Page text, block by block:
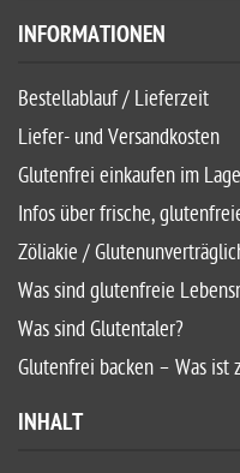
INFORMATIONEN
Bestellablauf / Lieferzeit
Liefer- und Versandkosten
Glutenfrei einkaufen im
Infos über frische,
Zöliakie /
Was sind glutenfreie
Was sind Glutentaler?
Glutenfrei backen – Was ist
INHALT